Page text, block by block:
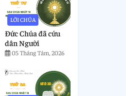
LỜI CHÚA
Đức Chúa đã cứu
dân Người
05 Tháng Tám, 2026